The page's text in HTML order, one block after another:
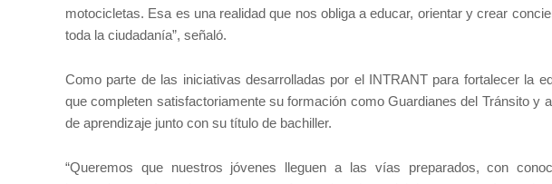
motocicletas. Esa es una realidad que nos obliga a educar, orientar y crear
toda la ciudadanía”, señaló.
Como parte de las iniciativas desarrolladas por el INTRANT para fortalecer la
que completen satisfactoriamente su formación como Guardianes del Tránsito y
de aprendizaje junto con su título de bachiller.
“Queremos que nuestros jóvenes lleguen a las vías preparados, con